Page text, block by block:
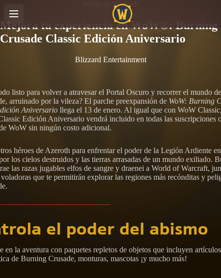
World of Warcraft
Mejora tu experiencia en WoW®: Burning
Crusade Classic Edición Aniversario
Blizzard Entertainment
listo para volver a atravesar el Portal Oscuro y recorrer el mundo de
arruinado por la vileza? El parche preexpansión de WoW: Burning
Aniversario llega el 13 de enero. Al igual que con WoW
Edición Aniversario vendrá incluido en todas las suscripciones
WoW sin ningún costo adicional.
héroes de Azeroth para enfrentar el poder de la Legión Ardiente
los cielos destruidos y las tierras arrasadas de un mundo exiliado.
las razas jugables elfos de sangre y draenei a World of Warcraft,
que te permitirán explorar las regiones más recónditas y
el poder del abismo
en la aventura con paquetes repletos de objetos que incluyen
de Burning Crusade, monturas, mascotas ¡y mucho más!